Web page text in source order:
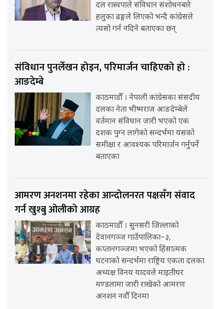
दल रास्वपाले संविधान संशोधनबारे
हलुका ढङ्गले लिएको भन्दै कांग्रेसले
त्यसो गर्न नदिने बताएका छन्
संविधान पुनर्लेखन होइन, परिमार्जन चाहिएको हो :
आङदेम्बे
काठमाडौँ । नेपाली कांग्रेसका संसदीय
दलका नेता भीष्मराज आङदेम्बेले
वर्तमान संविधान जारी भएको एक
दशक पुग्न लागेको सन्दर्भमा यसको
समीक्षा र आवश्यक परिमार्जन गर्नुपर्ने
बताएका
आमरण अनशनमा रहेका आन्दोलनरत पक्षसँग संवाद
गर्न खुश्बु ओलीको आग्रह
काठमाडौँ । सुनसरी जिल्लाको
देवानगञ्ज गाउँपालिका–३,
कप्तानगञ्जमा भएको हिंसात्मक
घटनाको सन्दर्भमा राष्ट्रिय एकता दलका
अध्यक्ष विनय यादवले माइतीघर
मण्डलामा जारी राखेको आमरण
अनशन नवौँ दिनमा